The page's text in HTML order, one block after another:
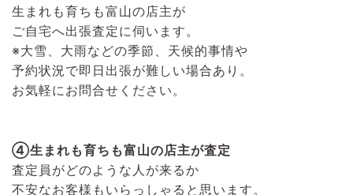
生まれも育ちも富山の店主が
ご自宅へ出張査定に伺います。
※大雪、大雨などの季節、天候的事情や
予約状況で即日出張が難しい場合あり。
お気軽にお問合せください。
④生まれも育ちも富山の店主が査定
査定員がどのような人が来るか
不安なお客様もいらっしゃると思います。